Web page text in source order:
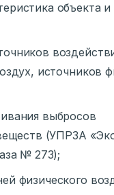
объекта и
источников
выбросов
(УПРЗА
№ 273);
физического